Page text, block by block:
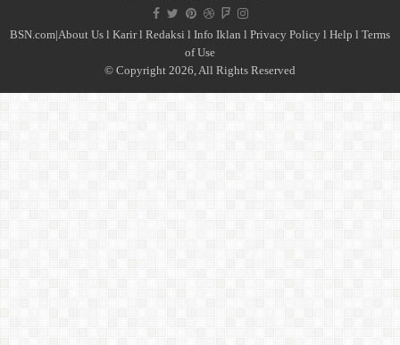
BSN.com|About Us l Karirl Redaksi l Info Iklan l Privacy Policy l Help l Terms
of Use
© Copyright 2026, All Rights Reserved